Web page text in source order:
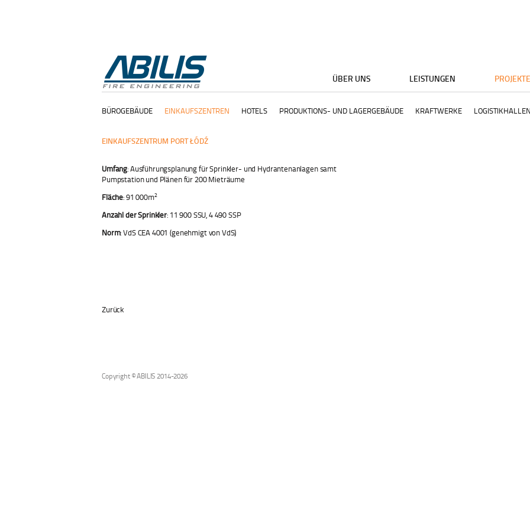
ÜBER UNS LEISTUNGEN PROJEKTE
BÜROGEBÄUDE EINKAUFSZENTREN HOTELS PRODUKTIONS- UND LAGERGEBÄUDE KRAFTWERKE LOGISTIKHALLEN
EINKAUFSZENTRUM PORT ŁÓDŹ
Umfang: Ausführungsplanung für Sprinkler- und Hydrantenanlagen samt
Pumpstation und Plänen für 200 Mieträume
Fläche: 91 000m2
Anzahl der Sprinkler: 11 900 SSU, 4 490 SSP
Norm: VdS CEA 4001 (genehmigt von VdS)
Zurück
Copyright © ABILIS 2014-2026